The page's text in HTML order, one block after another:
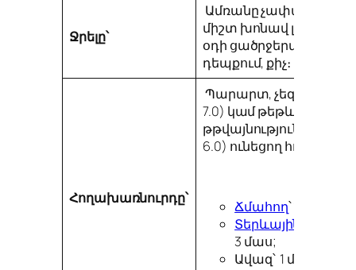
Ջրելը՝
Ամռանը չափավոր,
միշտ խոնավ լինի,
օդի
դեպքում, քիչ։
Հողախառնուրդը՝
Պարարտ, չեզոք
7.0) կամ թեթև
թթվայնություն
6.0) ունեցող հող:
Ճմահող՝ 1 մաս;
Տերևային
3 մաս;
Ավազ՝ 1 մաս: